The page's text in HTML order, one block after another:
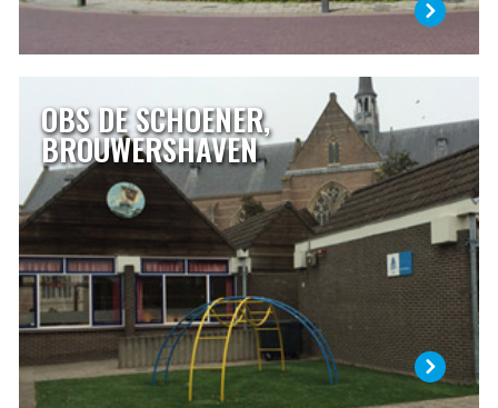
OBS DE SCHOENER,
BROUWERSHAVEN
OBS DE SCHOENER, BROUWERSHAVEN
De Schoener is een openbare school waar alle leerlingen
welkom zijn. Een uitgelezen kans om van en over elkaar te
leren.
LEES MEER